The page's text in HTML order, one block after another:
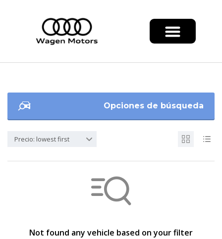
Opciones de búsqueda
Precio: lowest first
Not found any vehicle based on your filter